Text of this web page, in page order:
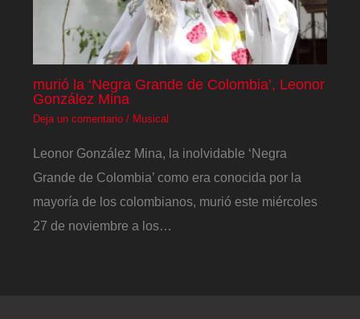
murió la ‘Negra Grande de Colombia’, Leonor
González Mina
Deja un comentario / Musical
Leonor González Mina, la inolvidable ‘Negra
Grande de Colombia’ como era conocida por la
mayoría de los colombianos, murió este miércoles
27 de noviembre a los…